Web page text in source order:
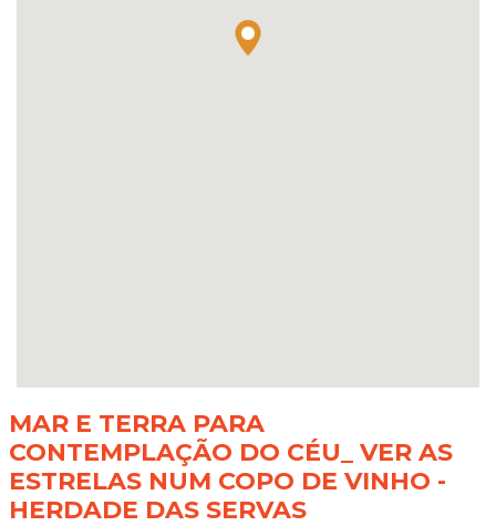
MAR E TERRA PARA
CONTEMPLAÇÃO DO CÉU_ VER AS
ESTRELAS NUM COPO DE VINHO -
HERDADE DAS SERVAS